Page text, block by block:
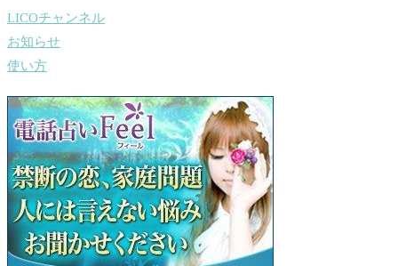
LICOチャンネル
お知らせ
使い方